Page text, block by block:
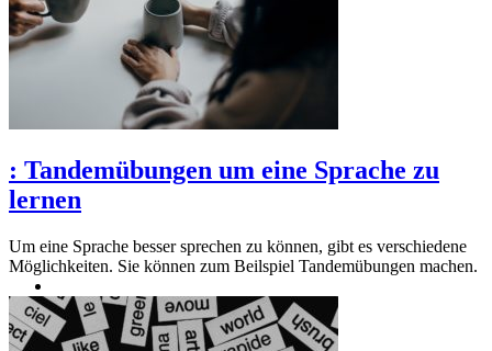
: Tandemübungen um eine Sprache zu
lernen
Um eine Sprache besser sprechen zu können, gibt es verschiedene
Möglichkeiten. Sie können zum Beilspiel Tandemübungen machen.